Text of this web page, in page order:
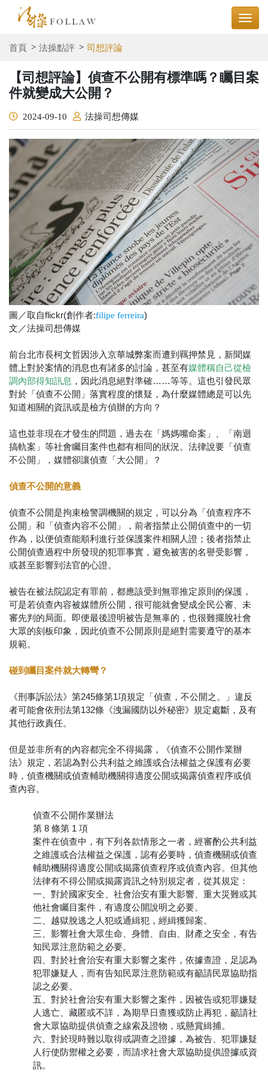
首頁 法操點評 司想評論
【司想評論】偵查不公開有標準嗎？矚目案
件就變成大公開？
2024-09-10 法操司想傳媒
圖／取自flickr(創作者:filipe ferreira)
文／法操司想傳媒
前台北市長柯文哲因涉入京華城弊案而遭到羈押禁見，新聞媒
體上對於案情的消息也有諸多的討論，甚至有媒體稱自己從檢
調內部得知訊息 ，因此消息絕對準確……等等。這也引發民眾
對於「偵查不公開」落實程度的懷疑，為什麼媒體總是可以先
知道相關的資訊或是檢方偵辦的方向？
這也並非現在才發生的問題，過去在「媽媽嘴命案」、「南迴
搞軌案」等社會矚目案件也都有相同的狀況。法律說要「偵查
不公開」，媒體卻讓偵查「大公開」？
偵查不公開的意義
偵查不公開是拘束檢警調機關的規定，可以分為「偵查程序不
公開」和「偵查內容不公開」，前者指禁止公開偵查中的一切
作為，以便偵查能順利進行並保護案件相關人證；後者指禁止
公開偵查過程中所發現的犯罪事實，避免被害的名譽受影響，
或甚至影響到法官的心證。
被告在被法院認定有罪前，都應該受到無罪推定原則的保護，
可是若偵查內容被媒體所公開，很可能就會變成全民公審、未
審先判的局面。即便最後證明被告是無辜的，也很難擺脫社會
大眾的刻板印象，因此偵查不公開原則是絕對需要遵守的基本
規範。
碰到矚目案件就大轉彎？
《刑事訴訟法》第245條第1項規定「偵查，不公開之。」違反
者可能會依刑法第132條《洩漏國防以外秘密》規定處斷，及有
其他行政責任。
但是並非所有的內容都完全不得揭露，《偵查不公開作業辦
法》規定，若認為對公共利益之維護或合法權益之保護有必要
時，偵查機關或偵查輔助機關得適度公開或揭露偵查程序或偵
查內容。
偵查不公開作業辦法
第 8 條第 1 項
案件在偵查中，有下列各款情形之一者，經審酌公共利益
之維護或合法權益之保護，認有必要時，偵查機關或偵查
輔助機關得適度公開或揭露偵查程序或偵查內容。但其他
法律有不得公開或揭露資訊之特別規定者，從其規定：
一、對於國家安全、社會治安有重大影響、重大災難或其
他社會矚目案件，有適度公開說明之必要。
二、越獄脫逃之人犯或通緝犯，經緝獲歸案。
三、影響社會大眾生命、身體、自由、財產之安全，有告
知民眾注意防範之必要。
四、對於社會治安有重大影響之案件，依據查證，足認為
犯罪嫌疑人，而有告知民眾注意防範或有籲請民眾協助指
認之必要。
五、對於社會治安有重大影響之案件，因被告或犯罪嫌疑
人逃亡、藏匿或不詳，為期早日查獲或防止再犯，籲請社
會大眾協助提供偵查之線索及證物，或懸賞緝捕。
六、對於現時難以取得或調查之證據，為被告、犯罪嫌疑
人行使防禦權之必要，而請求社會大眾協助提供證據或資
訊。